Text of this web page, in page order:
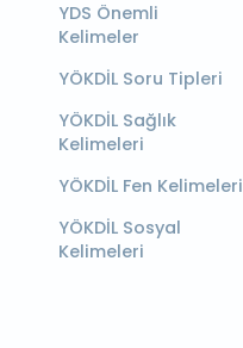
YDS Önemli
Kelimeler
YÖKDİL Soru Tipleri
YÖKDİL Sağlık
Kelimeleri
YÖKDİL Fen Kelimeleri
YÖKDİL Sosyal
Kelimeleri